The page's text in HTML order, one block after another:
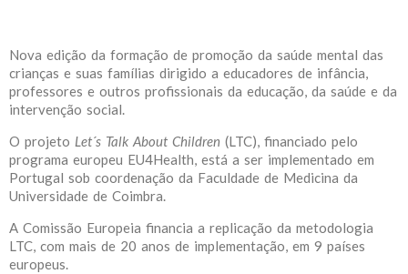
Nova edição da formação de promoção da saúde mental das
crianças e suas famílias dirigido a educadores de infância,
professores e outros profissionais da educação, da saúde e da
intervenção social.
O projeto Let´s Talk About Children (LTC), financiado pelo
programa europeu EU4Health, está a ser implementado em
Portugal sob coordenação da Faculdade de Medicina da
Universidade de Coimbra.
A Comissão Europeia financia a replicação da metodologia
LTC, com mais de 20 anos de implementação, em 9 países
europeus.